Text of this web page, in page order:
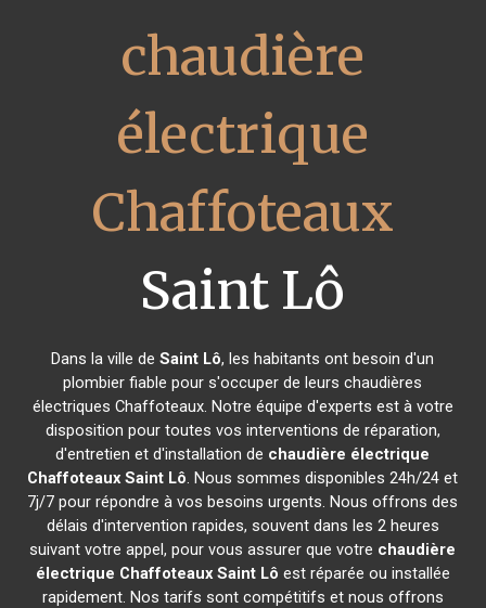
chaudière
électrique
Chaffoteaux
Saint Lô
Dans la ville deSaint Lô, les habitants ont besoin d'un
plombier fiable pour s'occuper de leurs chaudières
électriques Chaffoteaux. Notre équipe d'experts est à votre
disposition pour toutes vos interventions de réparation,
d'entretien et d'installation de chaudière électrique
Chaffoteaux Saint Lô. Nous sommes disponibles 24h/24 et
7j/7 pour répondre à vos besoins urgents. Nous offrons des
délais d'intervention rapides, souvent dans les 2 heures
suivant votre appel, pour vous assurer que votre chaudière
électrique Chaffoteaux Saint Lô est réparée ou installée
rapidement. Nos tarifs sont compétitifs et nous offrons